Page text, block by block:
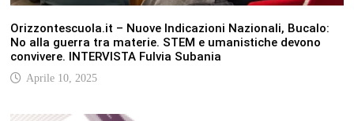
Orizzontescuola.it – Nuove Indicazioni Nazionali, Bucalo:
No alla guerra tra materie. STEM e umanistiche devono
convivere. INTERVISTA Fulvia Subania
Aprile 10, 2025